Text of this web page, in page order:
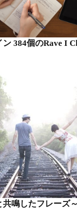
ン 384個のRave I
鳴したフレーズ